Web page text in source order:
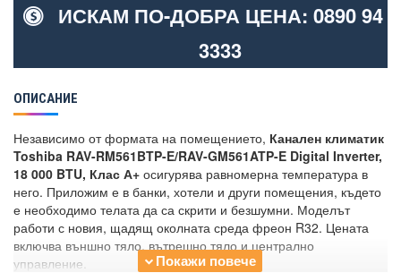
ИСКАМ ПО-ДОБРА ЦЕНА: 0890 94
3333
ОПИСАНИЕ
Независимо от формата на помещението, Канален климатик
Toshiba RAV-RM561BTP-E/RAV-GM561ATP-E Digital Inverter,
18 000 BTU, Клас А+ осигурява равномерна температура в
него. Приложим е в банки, хотели и други помещения, където
е необходимо телата да са скрити и безшумни. Моделът
работи с новия, щадящ околната среда фреон R32. Цената
включва външно тяло, вътрешно тяло и централно
управление.